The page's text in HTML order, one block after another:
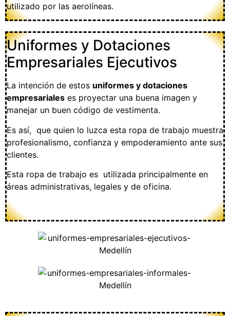
utilizado por las aerolíneas.
Uniformes y Dotaciones
Empresariales Ejecutivos
La intención de estos uniformes y dotaciones
empresariales es proyectar una buena imagen y
manejar un buen código de vestimenta.
Es así, que quien lo luzca esta ropa de trabajo muestra
profesionalismo, confianza y empoderamiento ante sus
clientes.
Esta ropa de trabajo es utilizada principalmente en
áreas administrativas, legales y de oficina.